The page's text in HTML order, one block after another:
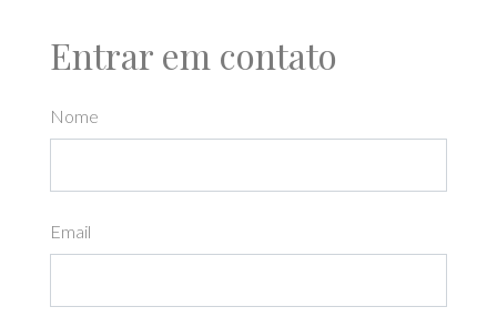
Entrar em contato
Nome
Email